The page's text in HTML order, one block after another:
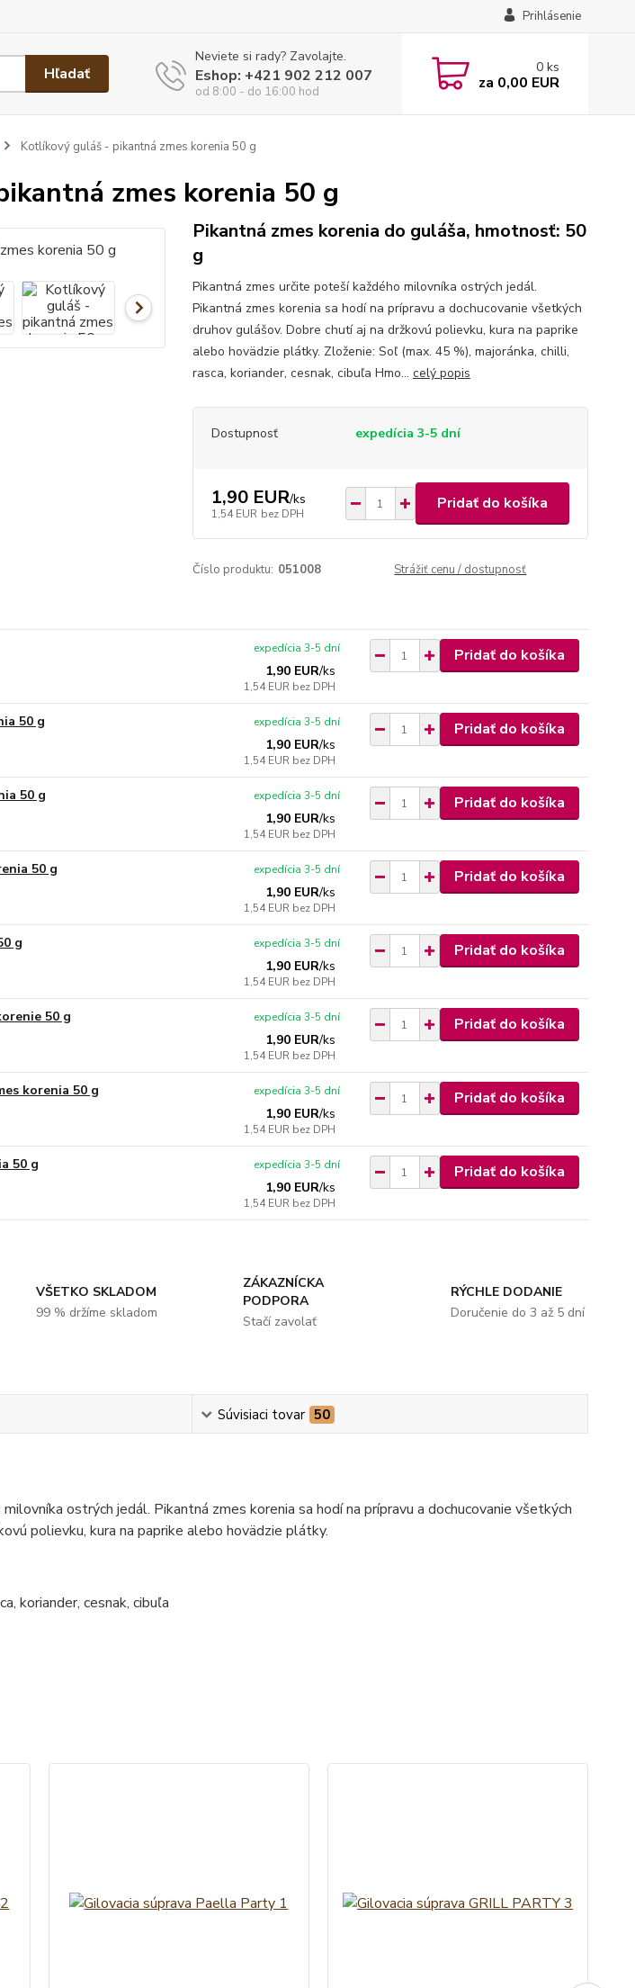
Prihlásenie
Hľadať
Neviete si rady? Zavolajte.
Eshop: +421 902 212 007
od 8:00 - do 16:00 hod
0 ks
za 0,00 EUR
Kotlíkový guláš - pikantná zmes korenia 50 g
zmes korenia 50 g
Pikantná zmes korenia do guláša, hmotnosť: 50
g
Pikantná zmes určite poteší každého milovníka ostrých jedál.
Pikantná zmes korenia sa hodí na prípravu a dochucovanie všetkých
druhov gulášov. Dobre chutí aj na držkovú polievku, kura na paprike
alebo hovädzie plátky. Zloženie: Soľ (max. 45 %), majoránka, chilli,
rasca, koriander, cesnak, cibuľa Hmo... celý popis
Dostupnosť expedícia 3-5 dní
1,90 EUR/ks
1,54 EUR bez DPH
Pridať do košíka
Číslo produktu: 051008 Strážiť cenu / dostupnosť
1,90 EUR/ks
1,54 EUR bez DPH
expedícia 3-5 dní Pridať do košíka
50 g
1,90 EUR/ks
1,54 EUR bez DPH
expedícia 3-5 dní Pridať do košíka
50 g
1,90 EUR/ks
1,54 EUR bez DPH
expedícia 3-5 dní Pridať do košíka
50 g
1,90 EUR/ks
1,54 EUR bez DPH
expedícia 3-5 dní Pridať do košíka
g
1,90 EUR/ks
1,54 EUR bez DPH
expedícia 3-5 dní Pridať do košíka
50 g
1,90 EUR/ks
1,54 EUR bez DPH
expedícia 3-5 dní Pridať do košíka
korenia 50 g
1,90 EUR/ks
1,54 EUR bez DPH
expedícia 3-5 dní Pridať do košíka
50 g
1,90 EUR/ks
1,54 EUR bez DPH
expedícia 3-5 dní Pridať do košíka
VŠETKO SKLADOM
99 % držíme skladom
ZÁKAZNÍCKA
PODPORA
Stačí zavolať
RÝCHLE DODANIE
Doručenie do 3 až 5 dní
Súvisiaci tovar 50
ostrých jedál. Pikantná zmes korenia sa hodí na prípravu a dochucovanie všetkých
polievku, kura na paprike alebo hovädzie plátky.
koriander, cesnak, cibuľa